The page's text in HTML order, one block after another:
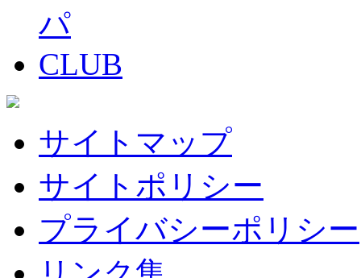
サイトマップ
サイトポリシー
プライバシーポリシー